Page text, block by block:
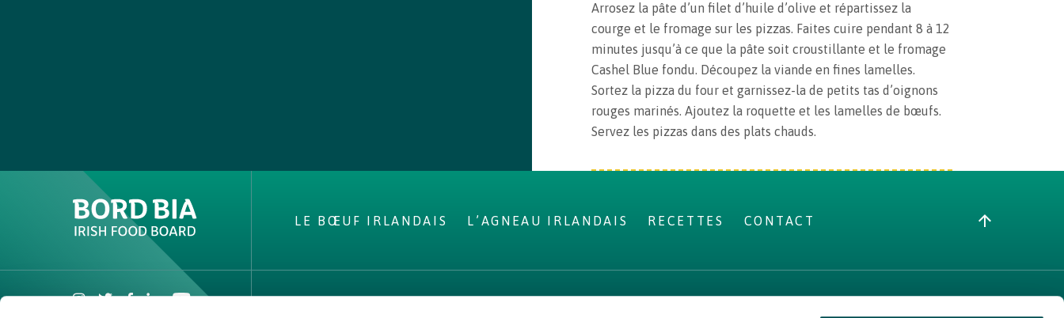
Arrosez la pâte d’un filet d’huile d’olive et répartissez la
courge et le fromage sur les pizzas. Faites cuire pendant 8 à 12
minutes jusqu’à ce que la pâte soit croustillante et le fromage
Cashel Blue fondu. Découpez la viande en fines lamelles.
Sortez la pizza du four et garnissez-la de petits tas d’oignons
rouges marinés. Ajoutez la roquette et les lamelles de bœufs.
Servez les pizzas dans des plats chauds.
LE BŒUF IRLANDAIS L’AGNEAU IRLANDAIS RECETTES CONTACT